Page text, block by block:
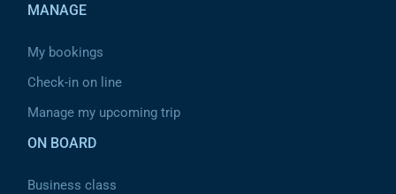
MANAGE
My bookings
Check-in on line
Manage my upcoming trip
ON BOARD
Business class